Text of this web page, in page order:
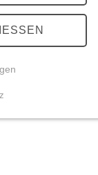
Funktion